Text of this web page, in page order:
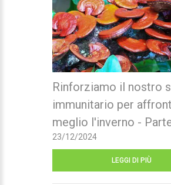
Rinforziamo il nostro
immunitario per
meglio l'inverno -
23/12/2024
LEGGI DI PIÙ